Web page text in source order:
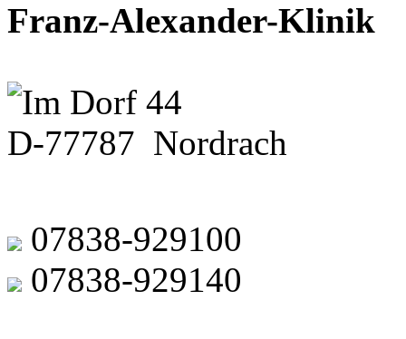
Franz-Alexander-Klinik
Im Dorf 44
D-77787 Nordrach
07838-929100
07838-929140